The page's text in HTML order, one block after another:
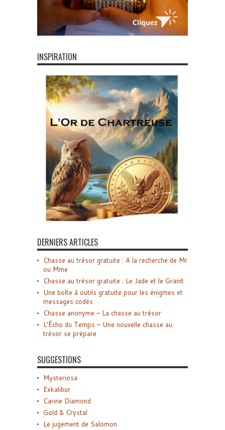
INSPIRATION
DERNIERS ARTICLES
Chasse au trésor gratuite : A la recherche de Mr
ou Mme
Chasse au trésor gratuite : Le Jade et le Granit
Une boîte à outils gratuite pour les énigmes et
messages codés
Chasse anonyme – La chasse au trésor
L’Écho du Temps – Une nouvelle chasse au
trésor se prépare
SUGGESTIONS
Mysteriosa
Exkalibur
Carine Diamond
Gold & Crystal
Le jugement de Salomon